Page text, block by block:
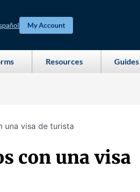
My Account
Resources Guides
una visa de turista
con una visa